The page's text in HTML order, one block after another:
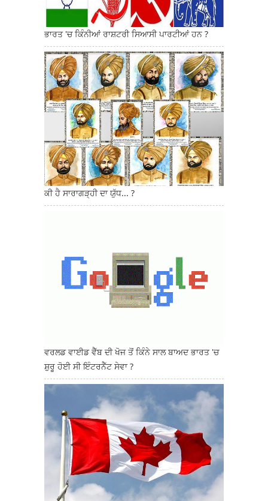
ਭਾਰਤ 'ਚ ਕਿੰਨੀਆਂ ਰਾਸ਼ਟਰੀ ਸਿਆਸੀ ਪਾਰਟੀਆਂ ਹਨ ?
ਕੀ ਹੈ ਸਾਰਾਗੜ੍ਹੀ ਦਾ ਯੁੱਧ... ?
ਵਰਲਡ ਵਾਈਡ ਵੈੱਬ ਦੀ ਖੋਜ ਤੋਂ ਕਿੰਨੇ ਸਾਲ ਬਾਅਦ ਭਾਰਤ 'ਚ
ਸ਼ੁਰੂ ਹੋਈ ਸੀ ਇੰਟਰਨੈੱਟ ਸੇਵਾ ?